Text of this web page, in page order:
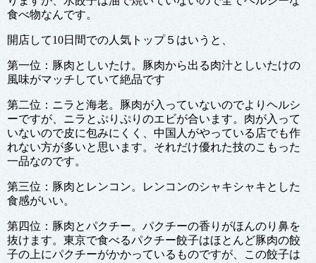
食べ物なんです。
開店して10日間での人気トップ５はいうと、
第一位：豚肉としいたけ。豚肉から出る肉汁としいたけの
風味がマッチしていて絶品です
第二位：ニラと海老。豚肉が入っていないのでよりヘルシ
ーですが、ニラとぷりぷりのエビが合います。肉が入って
いないので皮に包みにくく、中国人がやっている店でも作
れない方が多いと思います。それだけ優れた技のこもった
一品なのです。
第三位：豚肉とレンコン。レンコンのシャキシャキとした
食感がいい。
第四位：豚肉とパクチー。パクチーの香りがほんのり鼻を
抜けます。東京で食べるパクチー餃子はほとんど豚肉の餃
子の上にパクチーがかかっているものですが、この餃子は